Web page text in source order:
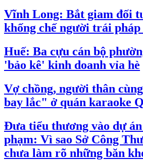
Vĩnh Long: Bắt giam đối
khống chế người trái
Huế: Ba cựu cán bộ
'bảo kê' kinh doanh vỉa hè
Vợ chồng, người thân
bay lắc" ở quán karaoke
Đưa tiểu thương vào dự
phạm: Vì sao Sở Công
chưa làm rõ những băn